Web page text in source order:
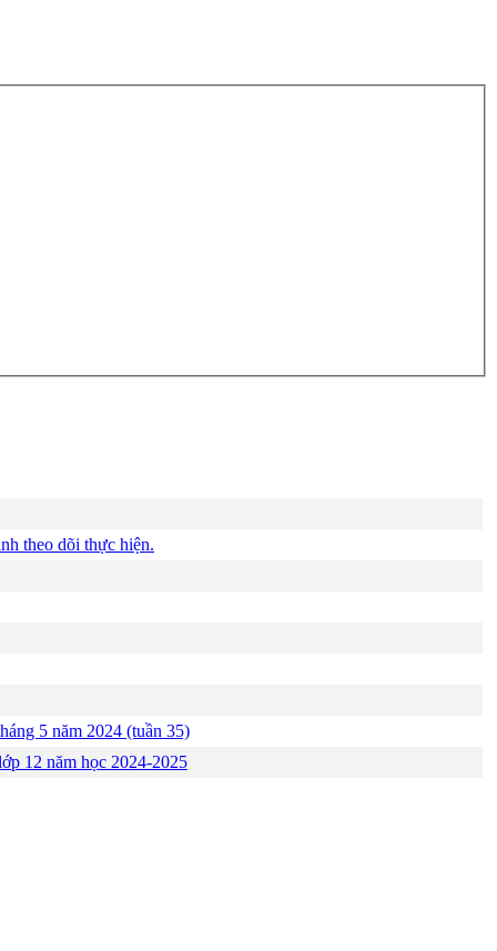
theo dõi thực hiện.
5 năm 2024 (tuần 35)
12 năm học 2024-2025